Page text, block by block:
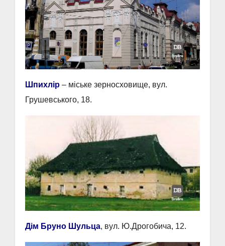
Шпихлір – міське зерносховище, вул.
Грушевського, 18.
Дім Бруно Шульца, вул. Ю.Дрогобича, 12.